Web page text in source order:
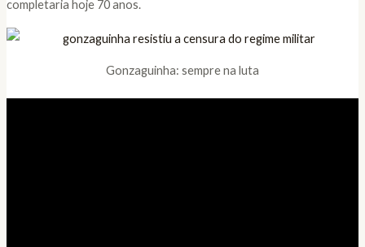
completaria hoje 70 anos.
Gonzaguinha: sempre na luta